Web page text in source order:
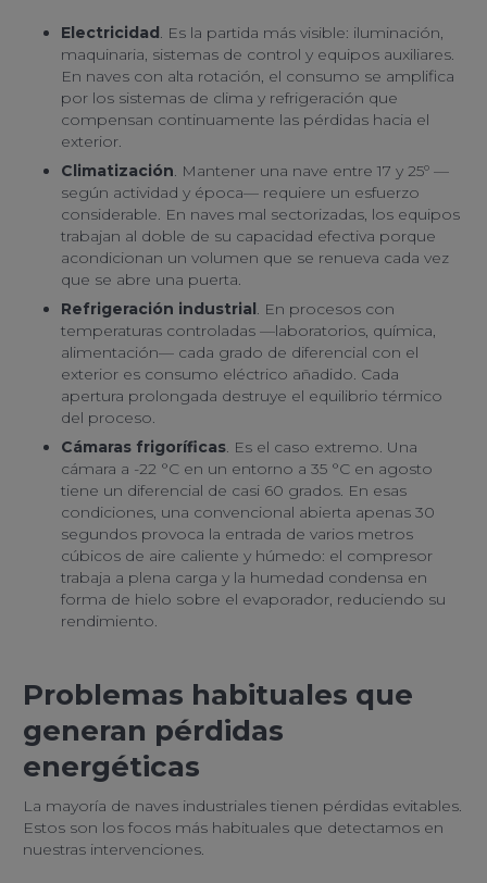
Electricidad. Es la partida más visible: iluminación,
maquinaria, sistemas de control y equipos auxiliares.
En naves con alta rotación, el consumo se amplifica
por los sistemas de clima y refrigeración que
compensan continuamente las pérdidas hacia el
exterior.
Climatización. Mantener una nave entre 17 y 25º —
según actividad y época— requiere un esfuerzo
considerable. En naves mal sectorizadas, los equipos
trabajan al doble de su capacidad efectiva porque
acondicionan un volumen que se renueva cada vez
que se abre una puerta.
Refrigeración industrial. En procesos con
temperaturas controladas —laboratorios, química,
alimentación— cada grado de diferencial con el
exterior es consumo eléctrico añadido. Cada
apertura prolongada destruye el equilibrio térmico
del proceso.
Cámaras frigoríficas. Es el caso extremo. Una
cámara a -22 °C en un entorno a 35 °C en agosto
tiene un diferencial de casi 60 grados. En esas
condiciones, una convencional abierta apenas 30
segundos provoca la entrada de varios metros
cúbicos de aire caliente y húmedo: el compresor
trabaja a plena carga y la humedad condensa en
forma de hielo sobre el evaporador, reduciendo su
rendimiento.
Problemas habituales que
generan pérdidas
energéticas
La mayoría de naves industriales tienen pérdidas evitables.
Estos son los focos más habituales que detectamos en
nuestras intervenciones.